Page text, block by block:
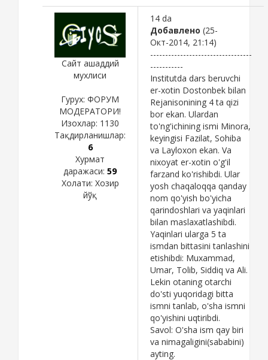
Сайт ашаддий
мухлиси
Гурух: ФОРУМ
МОДЕРАТОРИ!
Изохлар: 1130
Тақдирланишлар:
6
Хурмат
даражаси: 59
Холати: Хозир
йўқ
14 da
Добавлено (25-
Окт-2014, 21:14)
----------------------------------
-----------
Institutda dars beruvchi
er-xotin Dostonbek bilan
Rejanisonining 4 ta qizi
bor ekan. Ulardan
to'ng'ichining ismi Minora,
keyingisi Fazilat, Sohiba
va Layloxon ekan. Va
nixoyat er-xotin o'g'il
farzand ko'rishibdi. Ular
yosh chaqaloqqa qanday
nom qo'yish bo'yicha
qarindoshlari va yaqinlari
bilan maslaxatlashibdi.
Yaqinlari ularga 5 ta
ismdan bittasini tanlashini
etishibdi: Muxammad,
Umar, Tolib, Siddiq va Ali.
Lekin otaning otarchi
do'sti yuqoridagi bitta
ismni tanlab, o'sha ismni
qo'yishini uqtiribdi.
Savol: O'sha ism qay biri
va nimagaligini(sababini)
ayting.